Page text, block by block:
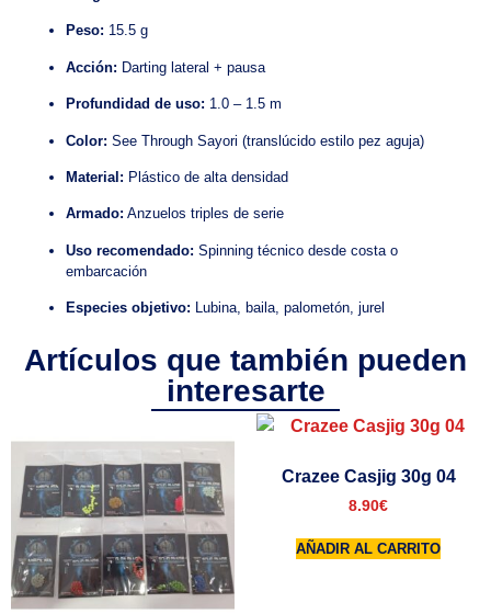
Peso: 15.5 g
Acción: Darting lateral + pausa
Profundidad de uso: 1.0 – 1.5 m
Color: See Through Sayori (translúcido estilo pez aguja)
Material: Plástico de alta densidad
Armado: Anzuelos triples de serie
Uso recomendado: Spinning técnico desde costa o
embarcación
Especies objetivo: Lubina, baila, palometón, jurel
Artículos que también pueden
interesarte
Crazee Casjig 30g 04
8.90€
AÑADIR AL CARRITO